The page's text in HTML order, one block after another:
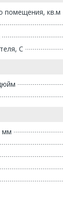
помещения, кв.м
С
мм